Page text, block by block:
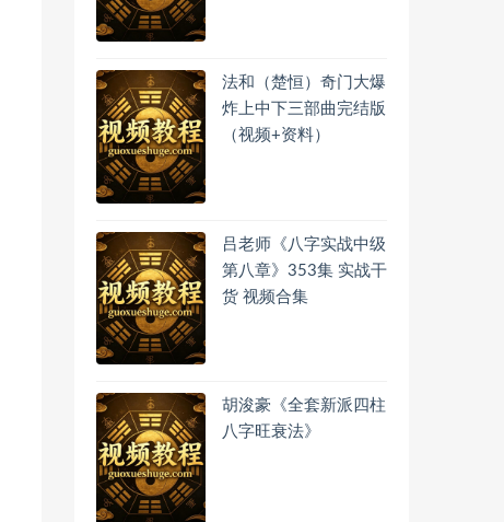
法和（楚恒）奇门大爆
炸上中下三部曲完结版
（视频+资料）
吕老师《八字实战中级
第八章》353集 实战干
货 视频合集
胡浚豪《全套新派四柱
八字旺衰法》